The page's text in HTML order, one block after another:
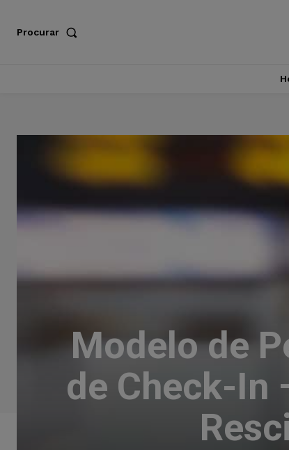
Procurar
Modelo de
de Check-In